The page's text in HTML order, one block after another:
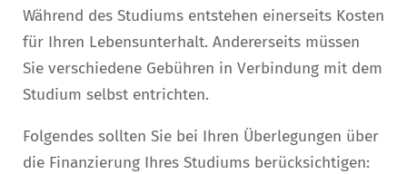
Während des Studiums entstehen einerseits Kosten
für Ihren Lebensunterhalt. Andererseits müssen
Sie verschiedene Gebühren in Verbindung mit dem
Studium selbst entrichten.
Folgendes sollten Sie bei Ihren Überlegungen über
die Finanzierung Ihres Studiums berücksichtigen: